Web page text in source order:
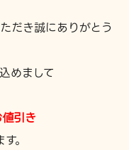
だき誠にありがとう
めまして
引き
。